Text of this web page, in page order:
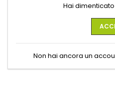
Hai
Non hai ancora un